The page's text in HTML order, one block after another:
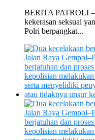
BERITA PATROLI
kekerasan seksual
Polri berpangkat...